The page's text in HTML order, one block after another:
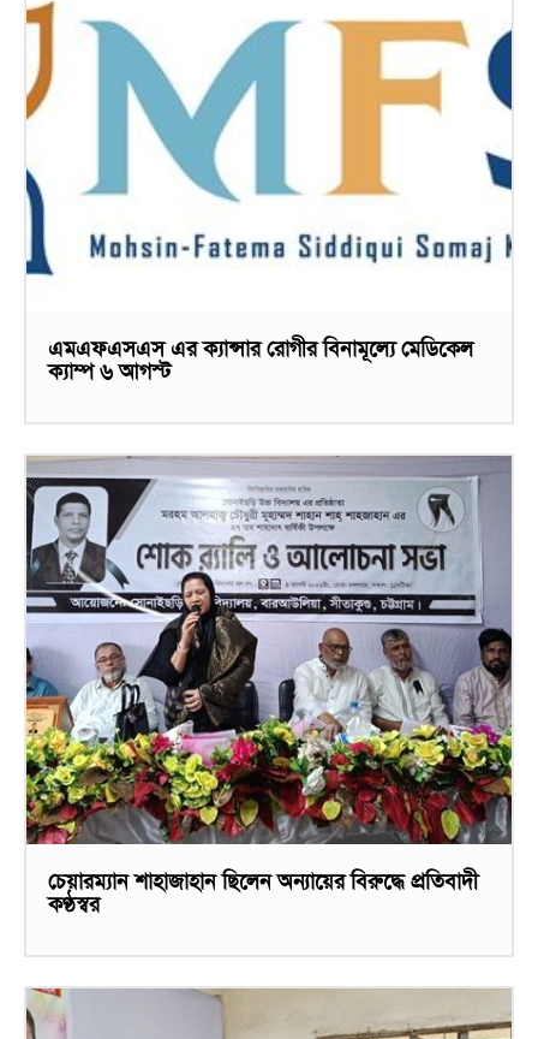
এমএফএসএস এর ক্যান্সার রোগীর বিনামূল্যে মেডিকেল
ক্যাম্প ৬ আগস্ট
চেয়ারম্যান শাহাজাহান ছিলেন অন্যায়ের বিরুদ্ধে প্রতিবাদী
কণ্ঠস্বর